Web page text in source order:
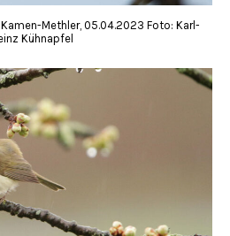
Methler, 05.04.2023 Foto: Karl-
Kühnapfel